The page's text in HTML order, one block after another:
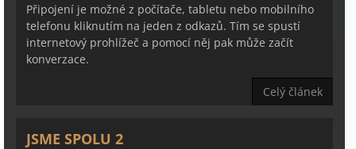
Připojení je možné z počítače, tabletu nebo mobilního
telefonu kliknutím na jeden z odkazů. Tím se spustí
internetový prohlížeč a pomocí něj pak může začít
konverzace.
Celý článek
JSME SPOLU 2